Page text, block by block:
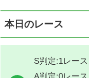
本日のレース
S判定:1レース